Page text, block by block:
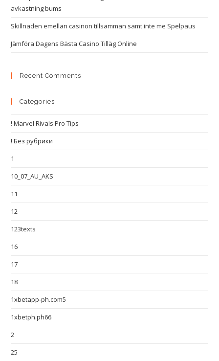
avkastning bums
Skillnaden emellan casinon tillsamman samt inte me Spelpaus
Jämföra Dagens Bästa Casino Tilläg Online
Recent Comments
Categories
! Marvel Rivals Pro Tips
! Без рубрики
1
10_07_AU_AKS
11
12
123texts
16
17
18
1xbetapp-ph.com5
1xbetph.ph66
2
25